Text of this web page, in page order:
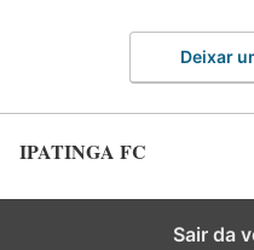
Deixar
IPATINGA FC
Sair da